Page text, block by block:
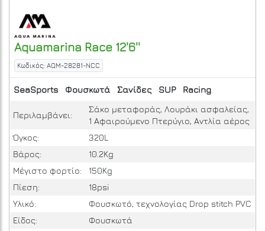
Aquamarina Race 12'6''
Κωδικός: AQM-28281-NCC
SeaSports Φουσκωτά Σανίδες SUP Racing
Περιλαμβάνει:
Σάκο μεταφοράς, Λουράκι ασφαλείας,
1 Αφαιρούμενο Πτερύγιο, Αντλία αέρος
Όγκος:
320L
Βάρος:
10.2Kg
Μέγιστο φορτίο:
150Kg
Πίεση:
18psi
Υλικό:
Φουσκωτό, τεχνολογίας Drop stitch PVC
Είδος:
Φουσκωτά